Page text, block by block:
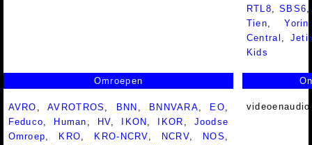
RTL8 ,SBS6
Tien ,Yorin
Central
Kids
Omroepen
AVRO ,AVROTROS , BNN , BNNVARA, EO,
Feduco, Human , HV, IKON , IKOR , Joodse
Omroep, KRO, KRO-NCRV, NCRV, NOS ,